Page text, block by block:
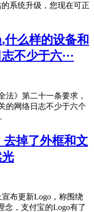
系统升级，您现在可正
么样的设备和
不少于六···
法》第二十一条要求，
的网络日志不少于六个
去掉了外框和文
布更新Logo，称围绕
念，支付宝的Logo有了